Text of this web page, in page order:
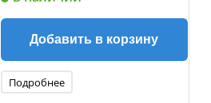
Добавить в корзину
Подробнее